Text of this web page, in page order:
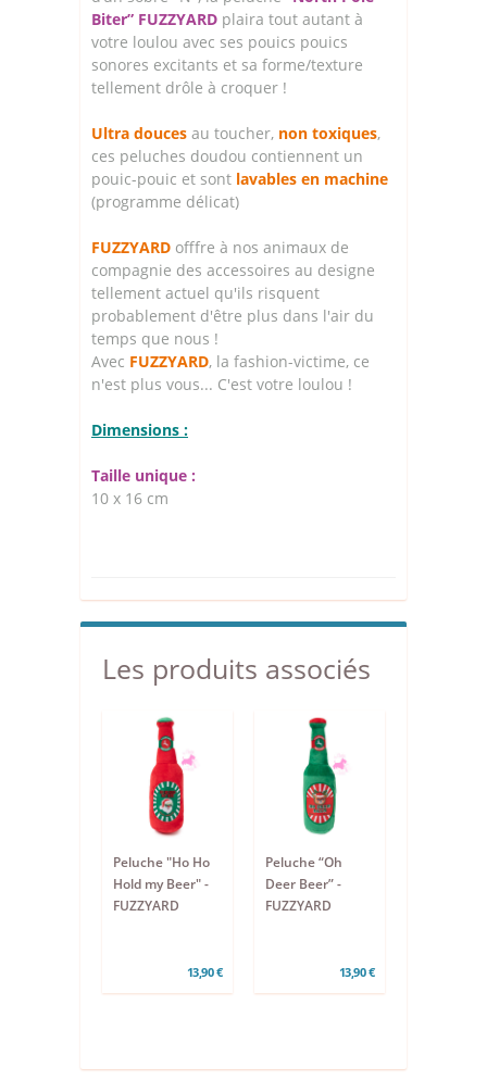
Biter” FUZZYARD plaira tout autant à
votre loulou avec ses pouics pouics
sonores excitants et sa forme/texture
tellement drôle à croquer !
Ultra douces au toucher, non toxiques,
ces peluches doudou contiennent un
pouic-pouic et sont lavables en machine
(programme délicat)
FUZZYARD offfre à nos animaux de
compagnie des accessoires au designe
tellement actuel qu'ils risquent
probablement d'être plus dans l'air du
temps que nous !
Avec FUZZYARD, la fashion-victime, ce
n'est plus vous... C'est votre loulou !
Dimensions :
Taille unique :
10 x 16 cm
Les produits associés
Peluche "Ho Ho
Hold my Beer" -
FUZZYARD
13,90 €
Peluche “Oh
Deer Beer” -
FUZZYARD
13,90 €